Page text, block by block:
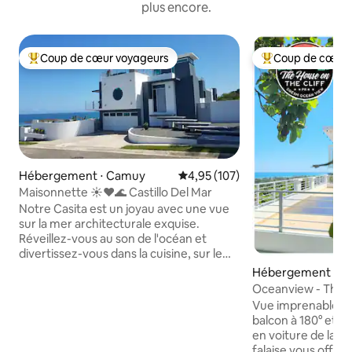
plus encore.
Coups de cœur voyageurs les plus appréciés
Coup de cœur voyageurs
Hébergement ⋅ Camuy Évaluation moyenne sur la
4,95 (107)
Maisonnette ☀️❤🌊 Castillo Del Mar
Notre Casita est un joyau avec une vue
sur la mer architecturale exquise.
Réveillez-vous au son de l'océan et
divertissez-vous dans la cuisine, sur le
Coups de cœur
Coup de cœur
Hébergement ⋅
Oceanview - The
2 min de la plage
Vue imprenable
balcon à 180° et
en voiture de la plage. La